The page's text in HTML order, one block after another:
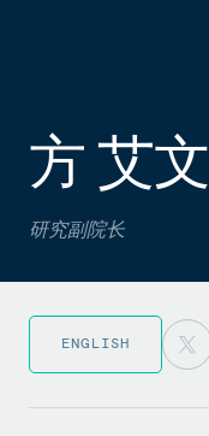
方 艾文
研究副院长
ENGLISH